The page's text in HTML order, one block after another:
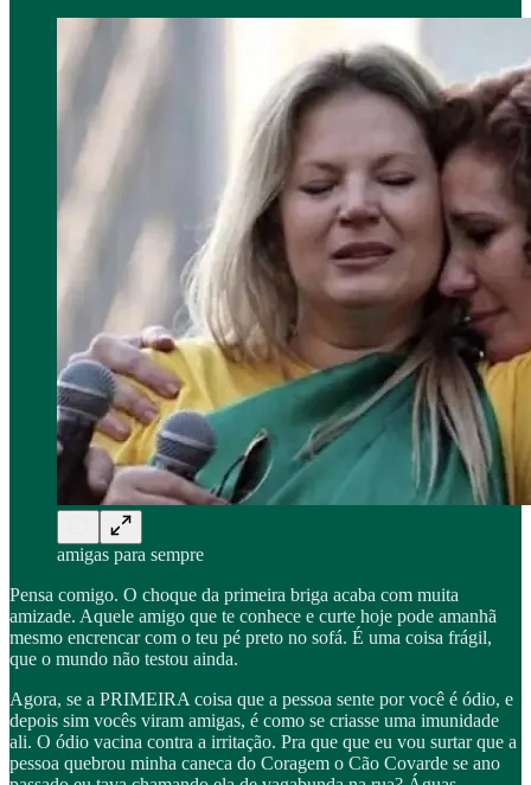
amigas para sempre
Pensa comigo. O choque da primeira briga acaba com muita
amizade. Aquele amigo que te conhece e curte hoje pode amanhã
mesmo encrencar com o teu pé preto no sofá. É uma coisa frágil,
que o mundo não testou ainda.
Agora, se a PRIMEIRA coisa que a pessoa sente por você é ódio, e
depois sim vocês viram amigas, é como se criasse uma imunidade
ali. O ódio vacina contra a irritação. Pra que que eu vou surtar que a
pessoa quebrou minha caneca do Coragem o Cão Covarde se ano